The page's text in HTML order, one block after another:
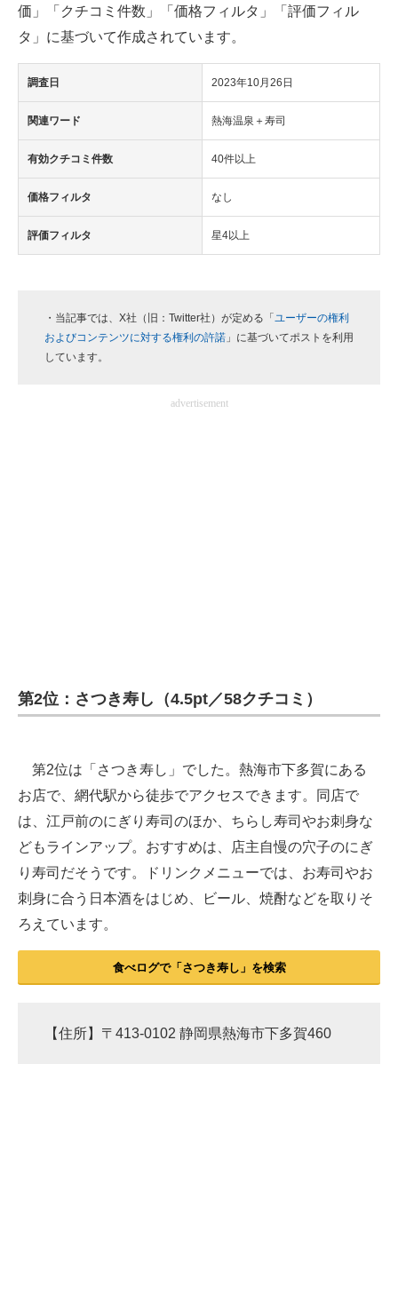
建設×テクノロジーの最前線
ちょっと気になるネットの話題
価」「クチコミ件数」「価格フィルタ」「評価フィル
タ」に基づいて作成されています。
調査日 2023年10月26日
関連ワード 熱海温泉＋寿司
有効クチコミ件数 40件以上
価格フィルタ なし
評価フィルタ 星4以上
・当記事では、X社（旧：Twitter社）が定める「 ユーザーの権利
およびコンテンツに対する権利の許諾 」に基づいてポストを利用
しています。
advertisement
第2位：さつき寿し（4.5pt／58クチコミ）
第2位は「さつき寿し」でした。熱海市下多賀にある
お店で、網代駅から徒歩でアクセスできます。同店で
は、江戸前のにぎり寿司のほか、ちらし寿司やお刺身な
どもラインアップ。おすすめは、店主自慢の穴子のにぎ
り寿司だそうです。ドリンクメニューでは、お寿司やお
刺身に合う日本酒をはじめ、ビール、焼酎などを取りそ
ろえています。
食べログで「さつき寿し」を検索
【住所】〒413-0102 静岡県熱海市下多賀460